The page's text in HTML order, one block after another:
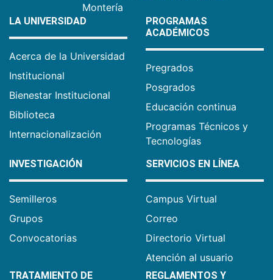
Montería
LA UNIVERSIDAD
Acerca de la Universidad
Institucional
Bienestar Institucional
Biblioteca
Internacionalización
PROGRAMAS
ACADÉMICOS
Pregrados
Posgrados
Educación continua
Programas Técnicos y
Tecnologías
INVESTIGACIÓN
Semilleros
Grupos
Convocatorias
SERVICIOS EN LÍNEA
Campus Virtual
Correo
Directorio Virtual
Atención al usuario
TRATAMIENTO DE
REGLAMENTOS Y